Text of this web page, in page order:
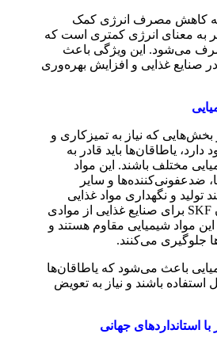
کاهش مصرف انرژی کمک
به معنای انرژی کمتری است که
می‌شود. این ویژگی باعث
صنایع غذایی و افزایش بهره‌وری
بخش‌هایی که نیاز به تمیزکاری و
یاطاقان‌ها باید قادر به
مختلف باشند. این مواد
ضدعفونی‌کننده‌ها و سایر
تولید و نگهداری مواد غذایی
استفاده می‌شوند. یاطاقان SKF برای صنایع غذایی از موادی
مواد شیمیایی مقاوم هستند و
جلوگیری می‌کنند.
باعث می‌شود که یاطاقان‌ها
باشند و نیاز به تعویض
استانداردهای جهانی